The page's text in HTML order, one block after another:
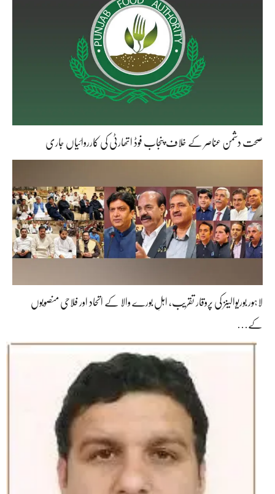
صحت دشمن عناصر کے خلاف پنجاب فوڈ اتھارٹی کی کارروائیاں جاری
لاہور بوریوالینز کی پروقار تقریب، اہلِ بورے والا کے اتحاد اور فلاحی منصوبوں
کے…